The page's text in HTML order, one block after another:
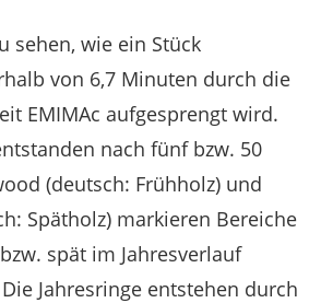
sehen, wie ein Stück
von 6,7 Minuten durch die
EMIMAc aufgesprengt wird.
nach fünf bzw. 50
(deutsch: Frühholz) und
Spätholz) markieren Bereiche
spät im Jahresverlauf
Jahresringe entstehen durch